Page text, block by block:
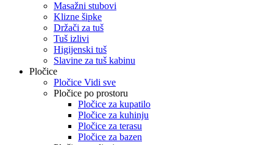
Masažni stubovi
Klizne šipke
Držači za tuš
Tuš izlivi
Higijenski tuš
Slavine za tuš kabinu
Pločice
Pločice Vidi sve
Pločice po prostoru
Pločice za kupatilo
Pločice za kuhinju
Pločice za terasu
Pločice za bazen